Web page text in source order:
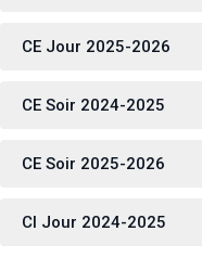
CE Jour 2025-2026
CE Soir 2024-2025
CE Soir 2025-2026
CI Jour 2024-2025